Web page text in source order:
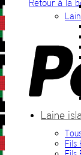
Retour à la
Laine
Fils